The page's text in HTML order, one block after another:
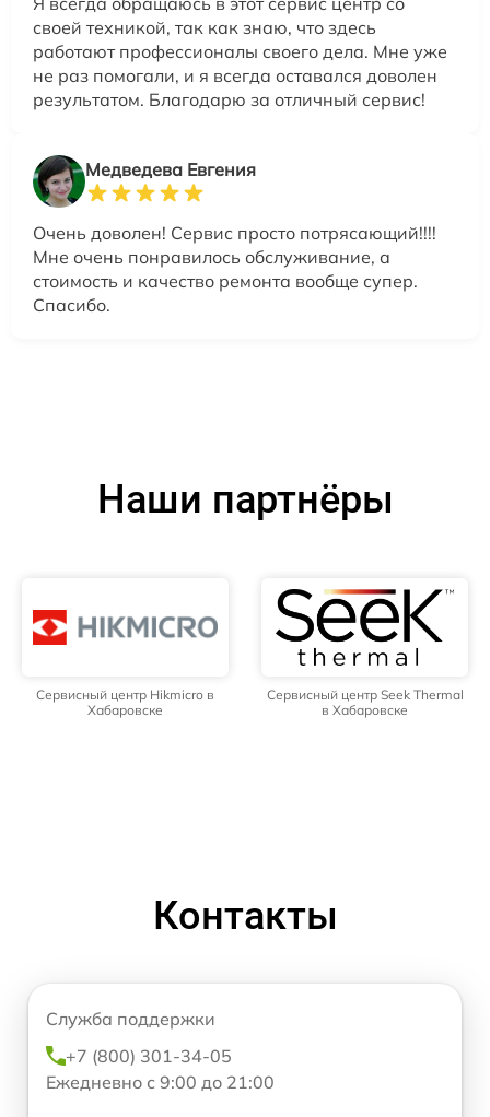
своей техникой, так как знаю, что здесь
работают профессионалы своего дела. Мне уже
не раз помогали, и я всегда оставался доволен
результатом. Благодарю за отличный сервис!
Медведева Евгения
Очень доволен! Сервис просто потрясающий!!!!
Мне очень понравилось обслуживание, а
стоимость и качество ремонта вообще супер.
Спасибо.
Наши партнёры
Сервисный центр Hikmicro в
Хабаровске
Сервисный центр Seek Thermal
в Хабаровске
Контакты
Служба поддержки
+7 (800) 301-34-05
Ежедневно с 9:00 до 21:00